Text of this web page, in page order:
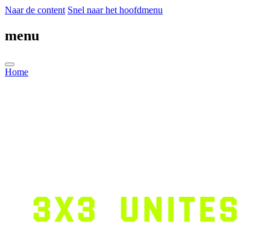
Naar de content Snel naar het hoofdmenu
menu
Home